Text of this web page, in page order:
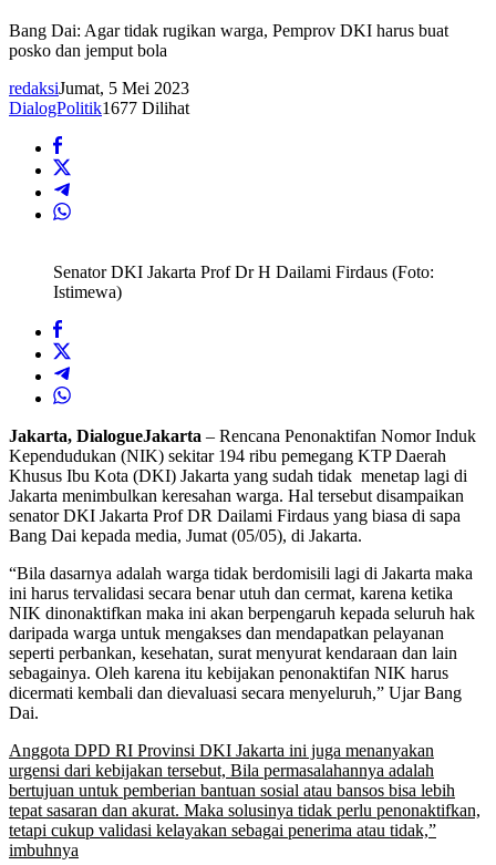
Bang Dai: Agar tidak rugikan warga, Pemprov DKI harus buat
posko dan jemput bola
redaksiJumat, 5 Mei 2023
DialogPolitik1677 Dilihat
Senator DKI Jakarta Prof Dr H Dailami Firdaus (Foto:
Istimewa)
Jakarta, DialogueJakarta – Rencana Penonaktifan Nomor Induk
Kependudukan (NIK) sekitar 194 ribu pemegang KTP Daerah
Khusus Ibu Kota (DKI) Jakarta yang sudah tidak menetap lagi di
Jakarta menimbulkan keresahan warga. Hal tersebut disampaikan
senator DKI Jakarta Prof DR Dailami Firdaus yang biasa di sapa
Bang Dai kepada media, Jumat (05/05), di Jakarta.
“Bila dasarnya adalah warga tidak berdomisili lagi di Jakarta maka
ini harus tervalidasi secara benar utuh dan cermat, karena ketika
NIK dinonaktifkan maka ini akan berpengaruh kepada seluruh hak
daripada warga untuk mengakses dan mendapatkan pelayanan
seperti perbankan, kesehatan, surat menyurat kendaraan dan lain
sebagainya. Oleh karena itu kebijakan penonaktifan NIK harus
dicermati kembali dan dievaluasi secara menyeluruh,” Ujar Bang
Dai.
Anggota DPD RI Provinsi DKI Jakarta ini juga menanyakan
urgensi dari kebijakan tersebut, Bila permasalahannya adalah
bertujuan untuk pemberian bantuan sosial atau bansos bisa lebih
tepat sasaran dan akurat. Maka solusinya tidak perlu penonaktifkan,
tetapi cukup validasi kelayakan sebagai penerima atau tidak,”
imbuhnya